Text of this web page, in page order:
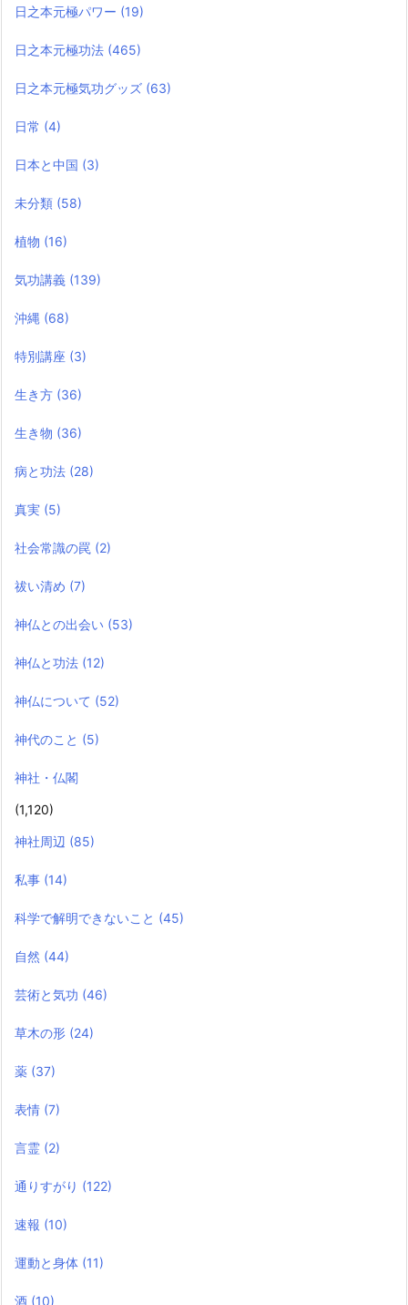
日之本元極パワー (19)
日之本元極功法 (465)
日之本元極気功グッズ (63)
日常 (4)
日本と中国 (3)
未分類 (58)
植物 (16)
気功講義 (139)
沖縄 (68)
特別講座 (3)
生き方 (36)
生き物 (36)
病と功法 (28)
真実 (5)
社会常識の罠 (2)
祓い清め (7)
神仏との出会い (53)
神仏と功法 (12)
神仏について (52)
神代のこと (5)
神社・仏閣
(1,120)
神社周辺 (85)
私事 (14)
科学で解明できないこと (45)
自然 (44)
芸術と気功 (46)
草木の形 (24)
薬 (37)
表情 (7)
言霊 (2)
通りすがり (122)
速報 (10)
運動と身体 (11)
酒 (10)